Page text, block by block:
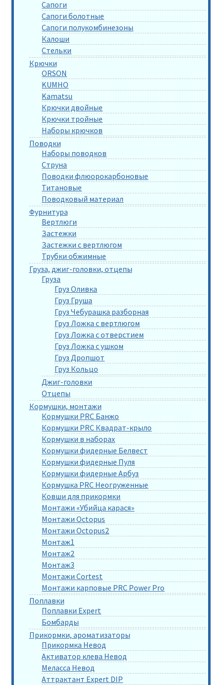
Сапоги
Сапоги болотные
Сапоги полукомбинезоны
Калоши
Стельки
Крючки
ORSON
KUMHO
Kamatsu
Крючки двойные
Крючки тройные
Наборы крючков
Поводки
Наборы поводков
Струна
Поводки флюорокарбоновые
Титановые
Поводковый материал
Фурнитура
Вертлюги
Застежки
Застежки с вертлюгом
Трубки обжимные
Груза, джиг-головки, отцепы
Груза
Груз Оливка
Груз Груша
Груз Чебурашка разборная
Груз Ложка с вертлюгом
Груз Ложка с отверстием
Груз Ложка с ушком
Груз Дропшот
Груз Кольцо
Джиг-головки
Отцепы
Кормушки, монтажи
Кормушки PRC Банжо
Кормушки PRC Квадрат-крыло
Кормушки в наборах
Кормушки фидерные Белвест
Кормушки фидерные Пуля
Кормушки фидерные Арбуз
Кормушка PRC Неогруженные
Ковши для прикормки
Монтажи «Убийца карася»
Монтажи Octopus
Монтажи Octopus2
Монтаж1
Монтаж2
Монтаж3
Монтажи Cortest
Монтажи карповые PRC Power Pro
Поплавки
Поплавки Expert
Бомбарды
Прикормки, ароматизаторы
Прикормка Невод
Активатор клева Невод
Меласса Невод
Аттрактант Expert DIP